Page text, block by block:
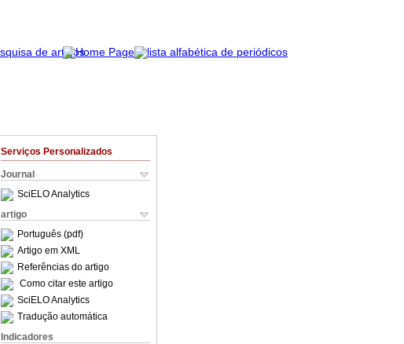
Serviços Personalizados
Journal
SciELO Analytics
artigo
Português (pdf)
Artigo em XML
Referências do artigo
Como citar este artigo
SciELO Analytics
Tradução automática
Indicadores